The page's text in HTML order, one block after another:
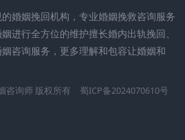
婚姻挽回机构，专业婚姻挽救咨询服务
进行全方位的维护擅长婚内出轨挽回、
咨询服务，更多理解和包容让婚姻和
咨询师 版权所有 蜀ICP备2024070610号